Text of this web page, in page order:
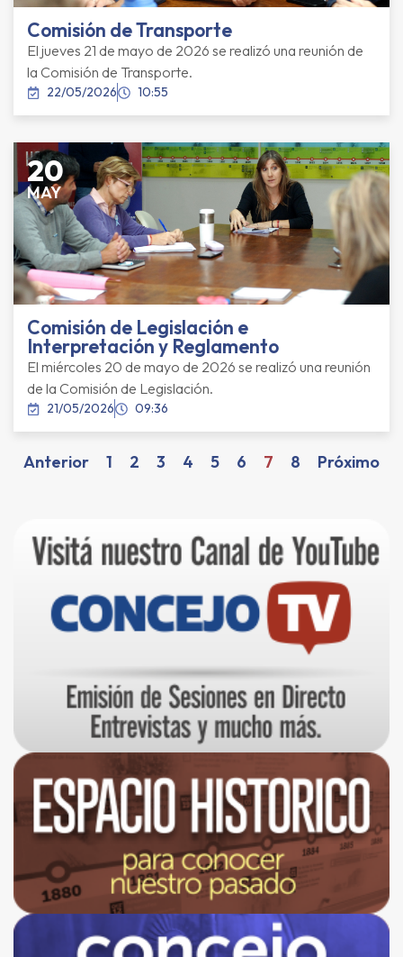
Comisión de Transporte
El jueves 21 de mayo de 2026 se realizó una reunión de
la Comisión de Transporte.
22/05/2026 10:55
20
MAY
Comisión de Legislación e
Interpretación y Reglamento
El miércoles 20 de mayo de 2026 se realizó una reunión
de la Comisión de Legislación.
21/05/2026 09:36
Anterior 1 2 3 4 5 6 7 8 Próximo